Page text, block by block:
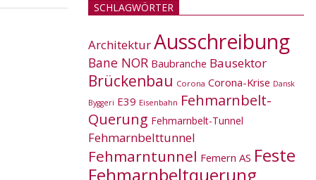
SCHLAGWÖRTER
ArchitekturAusschreibung
Bane NOR Baubranche Bausektor
Brückenbau Corona Corona-Krise Dansk
Byggeri E39 Eisenbahn Fehmarnbelt-
Querung Fehmarnbelt-Tunnel
Fehmarnbelttunnel
Fehmarntunnel Femern AS Feste
Fehmarnbeltquerung